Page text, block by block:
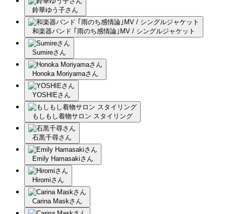
鈴華ゆう子さん
和楽器バンド ｢雨のち感情論｣MV / シングルジャケット
Sumireさん
Honoka Moriyamaさん
YOSHIEさん
もしもし着物サロン スタイリング
石黒千尋さん
Emily Hamasakiさん
Hiromiさん
Carina Maskさん